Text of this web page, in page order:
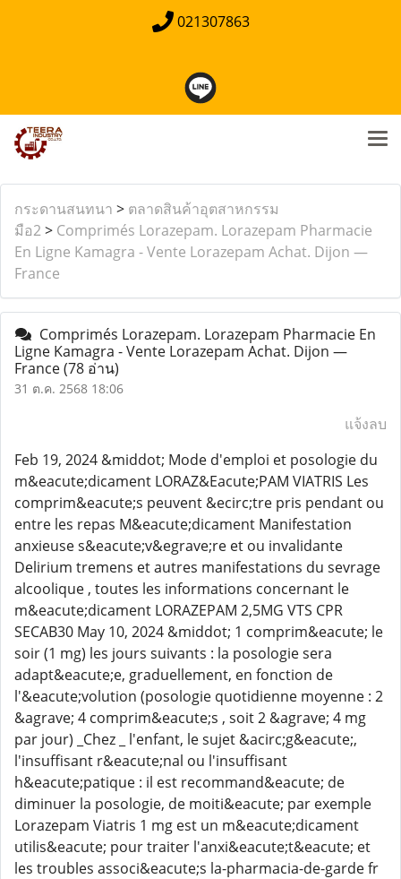
021307863
กระดานสนทนา > ตลาดสินค้าอุตสาหกรรม
มือ2> Comprimés Lorazepam. Lorazepam Pharmacie
En Ligne Kamagra - Vente Lorazepam Achat. Dijon —
France
Comprimés Lorazepam. Lorazepam Pharmacie En
Ligne Kamagra - Vente Lorazepam Achat. Dijon —
France(78 อ่าน)
31 ต.ค. 2568 18:06
แจ้งลบ
Feb 19, 2024 &middot; Mode d'emploi et posologie du
m&eacute;dicament LORAZ&Eacute;PAM VIATRIS Les
comprim&eacute;s peuvent &ecirc;tre pris pendant ou
entre les repas M&eacute;dicament Manifestation
anxieuse s&eacute;v&egrave;re et ou invalidante
Delirium tremens et autres manifestations du sevrage
alcoolique , toutes les informations concernant le
m&eacute;dicament LORAZEPAM 2,5MG VTS CPR
SECAB30 May 10, 2024 &middot; 1 comprim&eacute; le
soir (1 mg) les jours suivants : la posologie sera
adapt&eacute;e, graduellement, en fonction de
l'&eacute;volution (posologie quotidienne moyenne : 2
&agrave; 4 comprim&eacute;s , soit 2 &agrave; 4 mg
par jour) _Chez _ l'enfant, le sujet &acirc;g&eacute;,
l'insuffisant r&eacute;nal ou l'insuffisant
h&eacute;patique : il est recommand&eacute; de
diminuer la posologie, de moiti&eacute; par exemple
Lorazepam Viatris 1 mg est un m&eacute;dicament
utilis&eacute; pour traiter l'anxi&eacute;t&eacute; et
les troubles associ&eacute;s la-pharmacia-de-garde fr